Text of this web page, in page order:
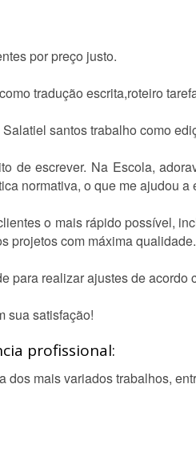
por preço justo.
tradução escrita,roteiro
santos trabalho como
de escrever. Na Escola,
normativa, o que me ajudou a
o mais rápido possível,
projetos com máxima qualidade.
para realizar ajustes de acordo
sua satisfação!
profissional:
dos mais variados trabalhos,